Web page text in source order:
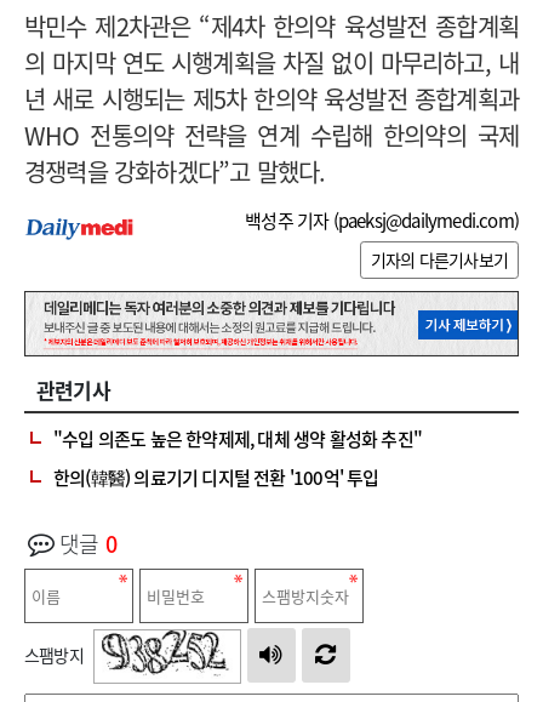
박민수 제2차관은 “제4차 한의약 육성발전 종합계획
의 마지막 연도 시행계획을 차질 없이 마무리하고, 내
년 새로 시행되는 제5차 한의약 육성발전 종합계획과
WHO 전통의약 전략을 연계 수립해 한의약의 국제
경쟁력을 강화하겠다”고 말했다.
백성주 기자 (paeksj@dailymedi.com)
기자의 다른기사보기
관련기사
"수입 의존도 높은 한약제제, 대체 생약 활성화 추진"
한의(韓醫) 의료기기 디지털 전환 '100억' 투입
댓글 0
스팸방지